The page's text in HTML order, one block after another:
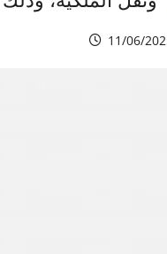
11/06/